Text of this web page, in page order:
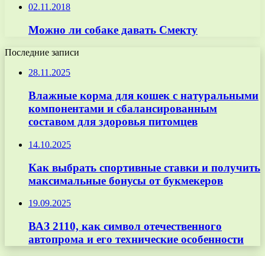
02.11.2018
Можно ли собаке давать Смекту
Последние записи
28.11.2025
Влажные корма для кошек с натуральными
компонентами и сбалансированным
составом для здоровья питомцев
14.10.2025
Как выбрать спортивные ставки и получить
максимальные бонусы от букмекеров
19.09.2025
ВАЗ 2110, как символ отечественного
автопрома и его технические особенности